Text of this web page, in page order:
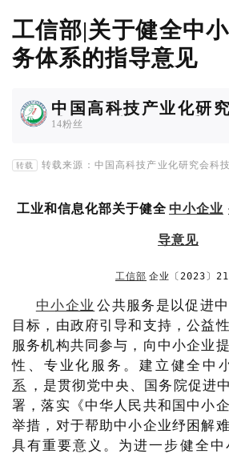
工信部|关于健全中
务体系的指导意见
中国高科技产业化研
成果转化协作工作委员会
14粉丝
转载
转载来源：中国高科技产业化研究会科
工业和信息化部关于健全 中小企业
导意见
工信部 企业〔2023〕
中小企业 公共服务是以促进
目标，由政府引导和支持，公益
服务机构共同参与，向中小企业
性、专业化服务。建立健全中
系 ，是贯彻党中央、国务院促进
署，落实《中华人民共和国中小
举措，对于帮助中小企业纾困解
具有重要意义。为进一步健全